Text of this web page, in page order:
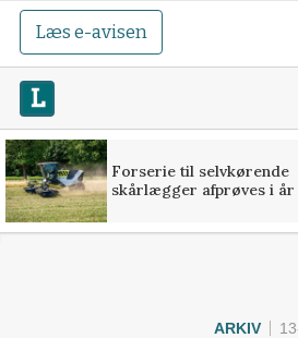
Læs e-avisen
Forserie til selvkørende
skårlægger afprøves i år
ARKIV